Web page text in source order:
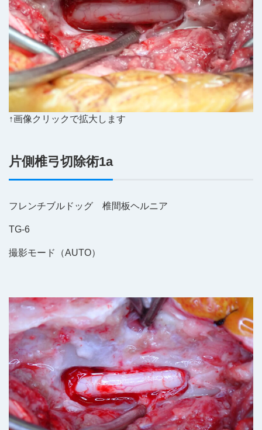
↑画像クリックで拡大します
片側椎弓切除術1a
フレンチブルドッグ 椎間板ヘルニア
TG-6
撮影モード（AUTO）